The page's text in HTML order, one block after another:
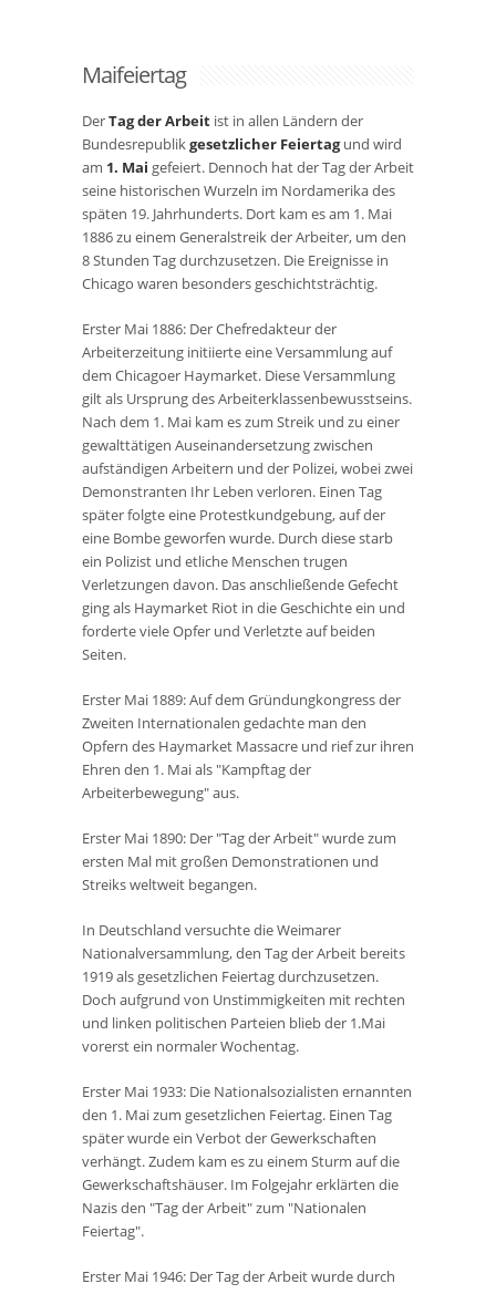
Maifeiertag
DerTag der Arbeit ist in allen Ländern der
Bundesrepublikgesetzlicher Feiertagund wird
am 1. Mai gefeiert. Dennoch hat der Tag der Arbeit
seine historischen Wurzeln im Nordamerika des
späten 19. Jahrhunderts. Dort kam es am 1. Mai
1886 zu einem Generalstreik der Arbeiter, um den
8 Stunden Tag durchzusetzen. Die Ereignisse in
Chicago waren besonders geschichtsträchtig.
Erster Mai 1886: Der Chefredakteur der
Arbeiterzeitung initiierte eine Versammlung auf
dem Chicagoer Haymarket. Diese Versammlung
gilt als Ursprung des Arbeiterklassenbewusstseins.
Nach dem 1. Mai kam es zum Streik und zu einer
gewalttätigen Auseinandersetzung zwischen
aufständigen Arbeitern und der Polizei, wobei zwei
Demonstranten Ihr Leben verloren. Einen Tag
später folgte eine Protestkundgebung, auf der
eine Bombe geworfen wurde. Durch diese starb
ein Polizist und etliche Menschen trugen
Verletzungen davon. Das anschließende Gefecht
ging als Haymarket Riot in die Geschichte ein und
forderte viele Opfer und Verletzte auf beiden
Seiten.
Erster Mai 1889: Auf dem Gründungkongress der
Zweiten Internationalen gedachte man den
Opfern des Haymarket Massacre und rief zur ihren
Ehren den 1. Mai als "Kampftag der
Arbeiterbewegung" aus.
Erster Mai 1890: Der "Tag der Arbeit" wurde zum
ersten Mal mit großen Demonstrationen und
Streiks weltweit begangen.
In Deutschland versuchte die Weimarer
Nationalversammlung, den Tag der Arbeit bereits
1919 als gesetzlichen Feiertag durchzusetzen.
Doch aufgrund von Unstimmigkeiten mit rechten
und linken politischen Parteien blieb der 1.Mai
vorerst ein normaler Wochentag.
Erster Mai 1933: Die Nationalsozialisten ernannten
den 1. Mai zum gesetzlichen Feiertag. Einen Tag
später wurde ein Verbot der Gewerkschaften
verhängt. Zudem kam es zu einem Sturm auf die
Gewerkschaftshäuser. Im Folgejahr erklärten die
Nazis den "Tag der Arbeit" zum "Nationalen
Feiertag".
Erster Mai 1946: Der Tag der Arbeit wurde durch